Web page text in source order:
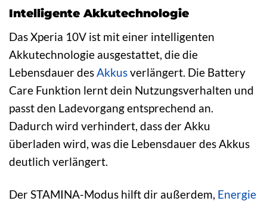
Intelligente Akkutechnologie
Das Xperia 10V ist mit einer intelligenten
Akkutechnologie ausgestattet, die die
Lebensdauer desAkkusverlängert. Die Battery
Care Funktion lernt dein Nutzungsverhalten und
passt den Ladevorgang entsprechend an.
Dadurch wird verhindert, dass der Akku
überladen wird, was die Lebensdauer des Akkus
deutlich verlängert.
Der STAMINA-Modus hilft dir außerdem, Energie